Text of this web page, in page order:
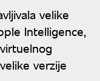
velike
Intelligence,
verzije